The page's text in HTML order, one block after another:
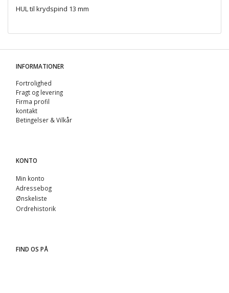
HUL til krydspind 13 mm
INFORMATIONER
Fortrolighed
Fragt og levering
Firma profil
kontakt
Betingelser & Vilkår
KONTO
Min konto
Adressebog
Ønskeliste
Ordrehistorik
FIND OS PÅ